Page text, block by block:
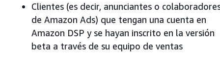
Clientes (es decir, anunciantes o
de Amazon Ads) que tengan una cuenta en
Amazon DSP y se hayan inscrito en la versión
beta a través de su equipo de ventas